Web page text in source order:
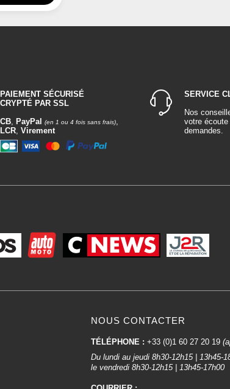
PAIEMENT SÉCURISÉ
CRYPTÉ PAR SSL
CB, PayPal (en 1 ou 4 fois sans frais),
LCR,Virement
SERVICE
Nos
votre
demandes.
NOUS CONTACTER
TÉLÉPHONE : +33 (0)1 60 27 20 19
Du lundi au jeudi 8h30-12h15 | 13h45-
le vendredi 8h30-12h15 | 13h45-17h00